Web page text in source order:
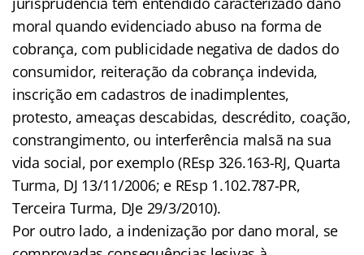
moral quando evidenciado abuso na forma de
cobrança, com publicidade negativa de dados do
consumidor, reiteração da cobrança indevida,
inscrição em cadastros de inadimplentes,
protesto, ameaças descabidas, descrédito, coação,
constrangimento, ou interferência malsã na sua
vida social, por exemplo (REsp 326.163-RJ, Quarta
Turma, DJ 13/11/2006; e REsp 1.102.787-PR,
Terceira Turma, DJe 29/3/2010).
Por outro lado, a indenização por dano moral, se